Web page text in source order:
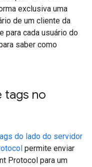
exclusiva uma
de um cliente da
para cada usuário do
saber como
tags no
do lado do servidor
permite enviar
Protocol para um